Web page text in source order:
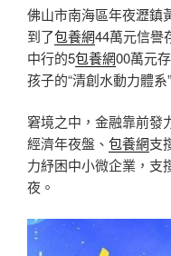
佛山市南海區年夜瀝鎮
到了包養網44萬元信譽
中行的5包養網00萬元
孩子的“清創水動力體
窘境之中，金融靠前發
經濟年夜盤、 包養網支
力紓困中小微企業，支
夜。